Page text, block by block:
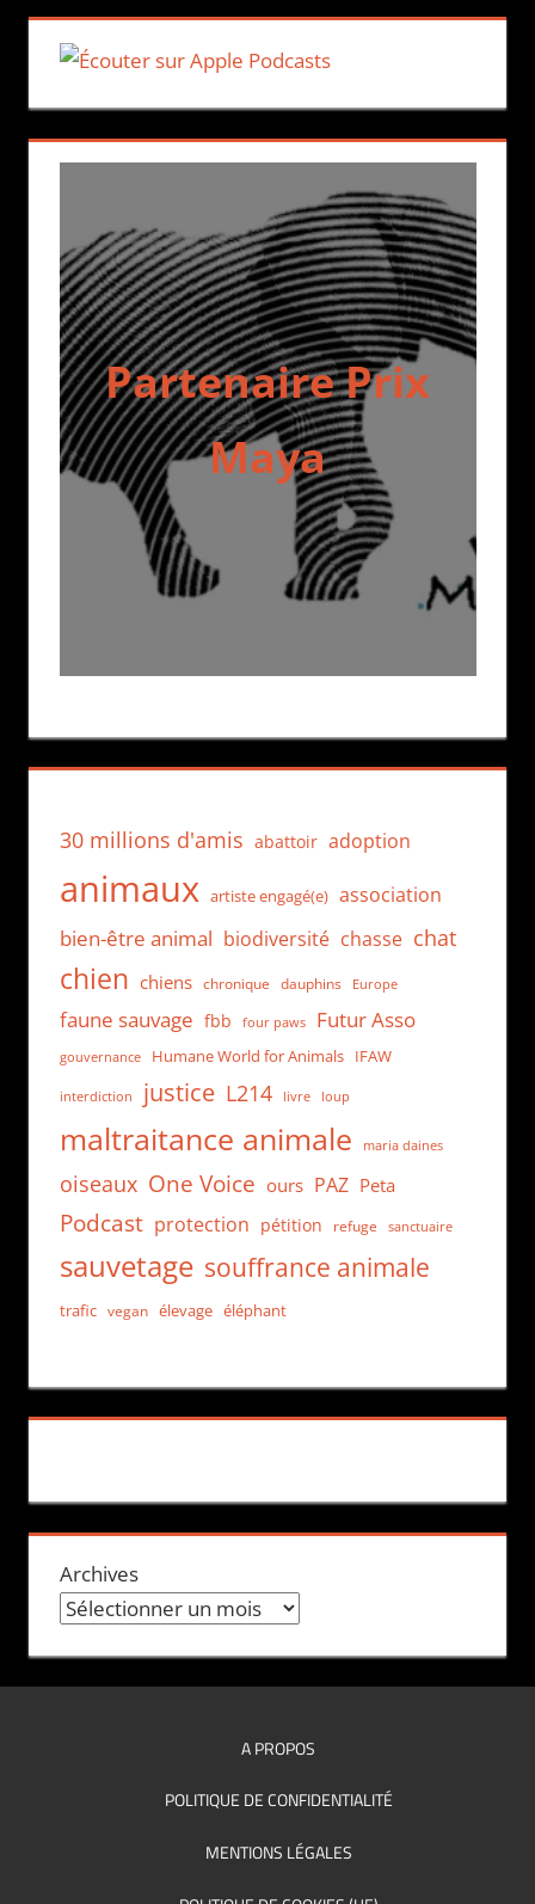
Partenaire Prix
Maya
30 millions d'amis abattoir adoption
animaux artiste engagé(e) association
bien-être animal biodiversité chasse chat
chien chiens chronique dauphins Europe
faune sauvage fbb four paws Futur Asso
gouvernance Humane World for Animals IFAW
interdiction justice L214 livre loup
maltraitance animale maria daines
oiseaux One Voice ours PAZ Peta
Podcast protection pétition refuge sanctuaire
sauvetage souffrance animale
trafic vegan élevage éléphant
Archives
A PROPOS
POLITIQUE DE CONFIDENTIALITÉ
MENTIONS LÉGALES